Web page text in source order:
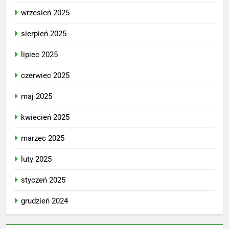
wrzesień 2025
sierpień 2025
lipiec 2025
czerwiec 2025
maj 2025
kwiecień 2025
marzec 2025
luty 2025
styczeń 2025
grudzień 2024